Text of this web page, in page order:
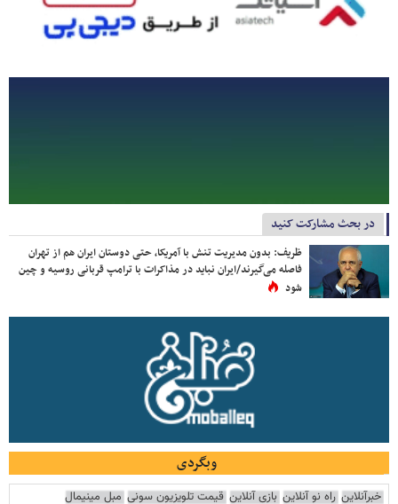
در بحث مشارکت کنید
ظریف: بدون مدیریت تنش با آمریکا، حتی دوستان ایران هم از تهران
فاصله می‌گیرند/ایران نباید در مذاکرات با ترامپ قربانی روسیه و چین
شود
وبگردی
خبرآنلاین راه نو آنلاین بازی آنلاین قیمت تلویزیون سونی مبل مینیمال